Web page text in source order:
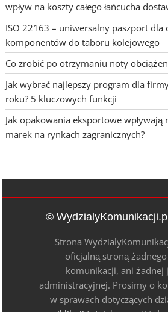
wpływ na koszty całego łańcucha
ISO 22163 – uniwersalny paszport dla
komponentów do taboru kolejowego
Co zrobić po otrzymaniu noty
Jak wybrać najlepszy program dla
roku? 5 kluczowych funkcji
Jak opakowania eksportowe
marek na rynkach zagranicznych?
©
Strona
oficjalną stroną żadnego
komunikacji, ani żadnej
administracyjnej. Prosimy o
w sprawach dotyczących